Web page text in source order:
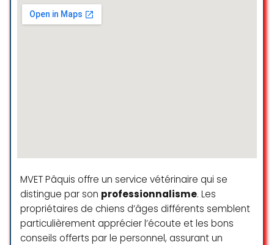
I cannot recommend this
veterinary clinic in Geneva highly
They’re patient, thorough, and
never make you feel rushed. I
especially appreciated how gentle
they were with my cats and how
they followed up afterwards.
MVET Pâquis offre un service vétérinaire qui se
distingue par son professionnalisme. Les
propriétaires de chiens d’âges différents semblent
particulièrement apprécier l’écoute et les bons
conseils offerts par le personnel, assurant un